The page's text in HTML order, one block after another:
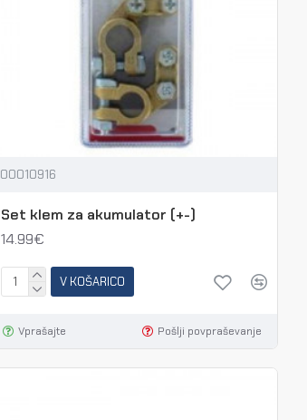
00010916
Set klem za akumulator (+-)
14.99€
V KOŠARICO
Vprašajte Pošlji povpraševanje